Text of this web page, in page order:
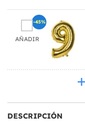
AÑADIR
-45%
DESCRIPCIÓN